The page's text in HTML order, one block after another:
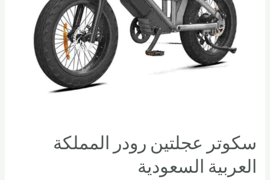
سكوتر عجلتين رودر المملكة
العربية السعودية